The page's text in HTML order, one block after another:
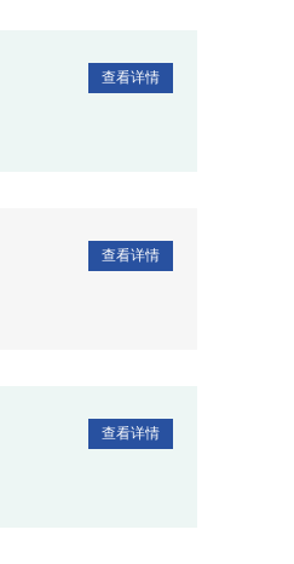
查看详情
查看详情
查看详情